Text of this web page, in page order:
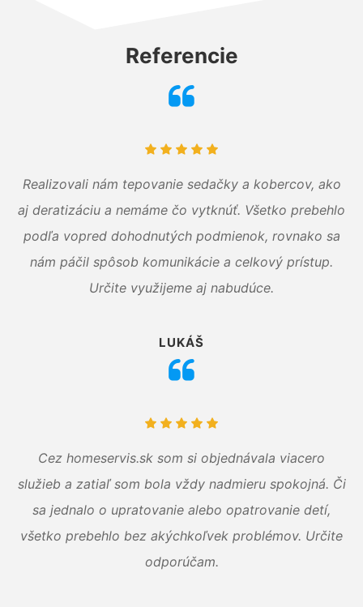
Referencie
Realizovali nám tepovanie sedačky a kobercov, ako
aj deratizáciu a nemáme čo vytknúť. Všetko prebehlo
podľa vopred dohodnutých podmienok, rovnako sa
nám páčil spôsob komunikácie a celkový prístup.
Určite využijeme aj nabudúce.
LUKÁŠ
Cez homeservis.sk som si objednávala viacero
služieb a zatiaľ som bola vždy nadmieru spokojná. Či
sa jednalo o upratovanie alebo opatrovanie detí,
všetko prebehlo bez akýchkoľvek problémov. Určite
odporúčam.